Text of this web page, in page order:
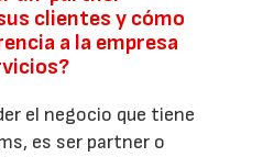
clientes y cómo
a la empresa
el negocio que tiene
es ser partner o